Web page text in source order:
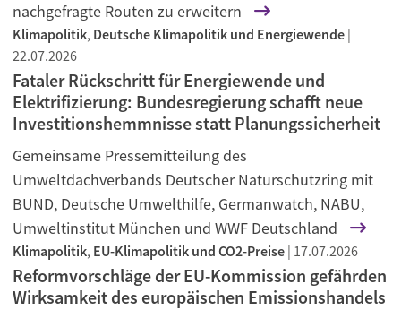
nachgefragte Routen zu erweitern
Klimapolitik, Deutsche Klimapolitik und Energiewende |
22.07.2026
Fataler Rückschritt für Energiewende und
Elektrifizierung: Bundesregierung schafft neue
Investitionshemmnisse statt Planungssicherheit
Gemeinsame Pressemitteilung des
Umweltdachverbands Deutscher Naturschutzring mit
BUND, Deutsche Umwelthilfe, Germanwatch, NABU,
Umweltinstitut München und WWF Deutschland
Klimapolitik, EU-Klimapolitik und CO2-Preise | 17.07.2026
Reformvorschläge der EU-Kommission gefährden
Wirksamkeit des europäischen Emissionshandels